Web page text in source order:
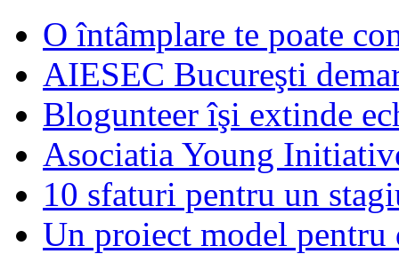
O întâmplare te poate
AIESEC Bucureşti
Blogunteer îşi extinde
Asociatia Young
10 sfaturi pentru un
Un proiect model